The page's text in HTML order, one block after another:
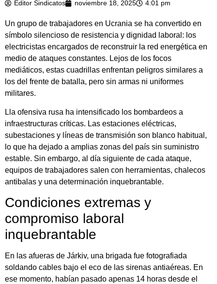
Editor Sindicatos noviembre 18, 2025 4:01 pm
Un grupo de trabajadores en Ucrania se ha convertido en
símbolo silencioso de resistencia y dignidad laboral: los
electricistas encargados de reconstruir la red energética en
medio de ataques constantes. Lejos de los focos
mediáticos, estas cuadrillas enfrentan peligros similares a
los del frente de batalla, pero sin armas ni uniformes
militares.
Lla ofensiva rusa ha intensificado los bombardeos a
infraestructuras críticas. Las estaciones eléctricas,
subestaciones y líneas de transmisión son blanco habitual,
lo que ha dejado a amplias zonas del país sin suministro
estable. Sin embargo, al día siguiente de cada ataque,
equipos de trabajadores salen con herramientas, chalecos
antibalas y una determinación inquebrantable.
Condiciones extremas y
compromiso laboral
inquebrantable
En las afueras de Járkiv, una brigada fue fotografiada
soldando cables bajo el eco de las sirenas antiaéreas. En
ese momento, habían pasado apenas 14 horas desde el